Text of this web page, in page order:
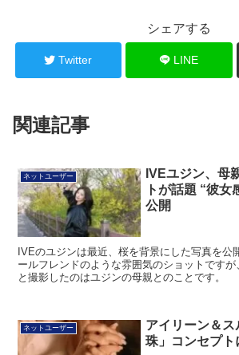
シェアする
Twitter LINE
関連記事
ネットユーザー
IVEユジン、母
トが話題 “彼女
公開
IVEのユジンは最近、桜を背景にした写真を公
ールフレンドのような雰囲気のショットです
と撮影したのはユジンの母親とのことです。
ネットユーザー
アイリーン＆
珠」コンセプト